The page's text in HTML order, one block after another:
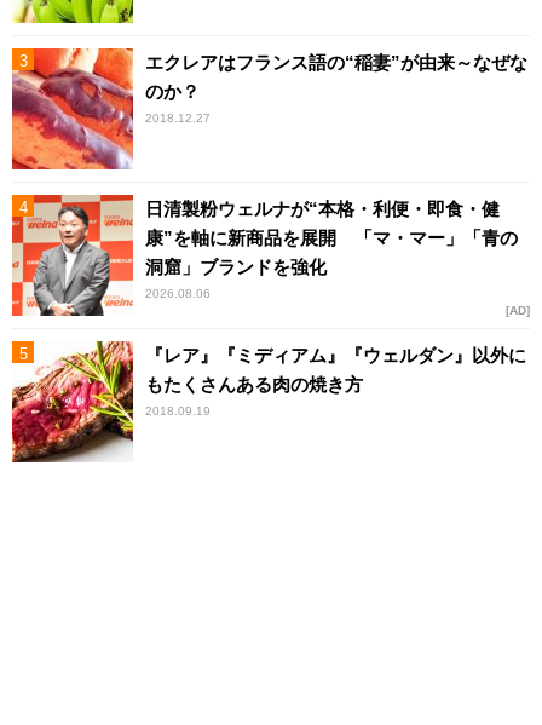
エクレアはフランス語の“稲妻”が由来～なぜな
のか？
2018.12.27
日清製粉ウェルナが“本格・利便・即食・健
康”を軸に新商品を展開 「マ・マー」「青の
洞窟」ブランドを強化
2026.08.06
AD
『レア』『ミディアム』『ウェルダン』以外に
もたくさんある肉の焼き方
2018.09.19